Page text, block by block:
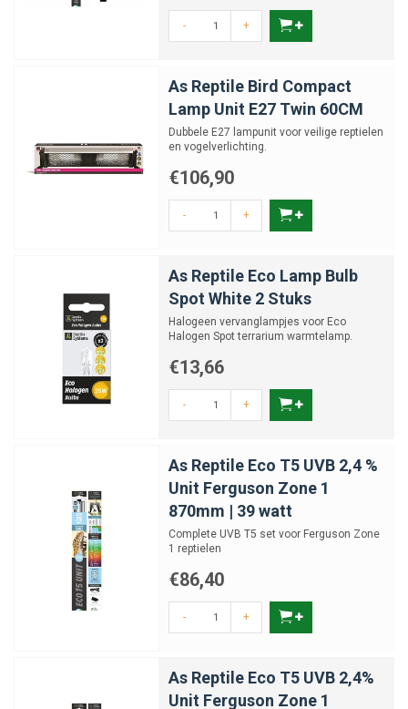
- +
As Reptile Bird Compact
Lamp Unit E27 Twin 60CM
Dubbele E27 lampunit voor veilige reptielen
en vogelverlichting.
€106,90
- +
As Reptile Eco Lamp Bulb
Spot White 2 Stuks
Halogeen vervanglampjes voor Eco
Halogen Spot terrarium warmtelamp.
€13,66
- +
As Reptile Eco T5 UVB 2,4 %
Unit Ferguson Zone 1
870mm | 39 watt
Complete UVB T5 set voor Ferguson Zone
1 reptielen
€86,40
- +
As Reptile Eco T5 UVB 2,4%
Unit Ferguson Zone 1